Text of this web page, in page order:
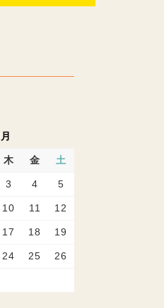
木 金 土
3 4 5
10 11 12
17 18 19
24 25 26